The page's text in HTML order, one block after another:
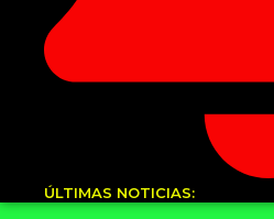
ÚLTIMAS NOTICIAS: